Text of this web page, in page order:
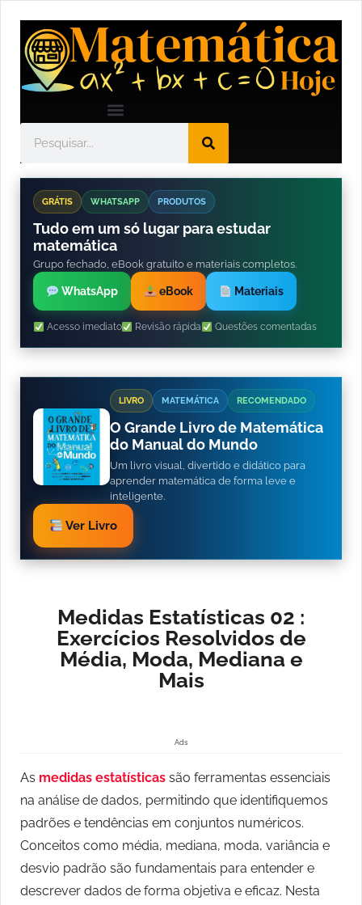
GRÁTIS WHATSAPP PRODUTOS
Tudo em um só lugar para estudar
matemática
Grupo fechado, eBook gratuito e materiais completos.
WhatsApp eBook Materiais
Acesso imediato Revisão rápida Questões comentadas
LIVRO MATEMÁTICA RECOMENDADO
O Grande Livro de Matemática
do Manual do Mundo
Um livro visual, divertido e didático para
aprender matemática de forma leve e
inteligente.
Ver Livro
Medidas Estatísticas 02 :
Exercícios Resolvidos de
Média, Moda, Mediana e
Mais
Ads
As medidas estatísticas são ferramentas essenciais
na análise de dados, permitindo que identifiquemos
padrões e tendências em conjuntos numéricos.
Conceitos como média, mediana, moda, variância e
desvio padrão são fundamentais para entender e
descrever dados de forma objetiva e eficaz. Nesta